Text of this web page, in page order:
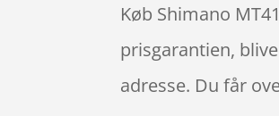
Køb Shimano
prisgarantien,
adresse. Du får